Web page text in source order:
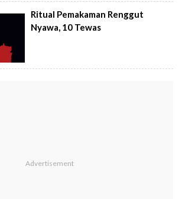
Ritual Pemakaman Renggut
Nyawa, 10 Tewas